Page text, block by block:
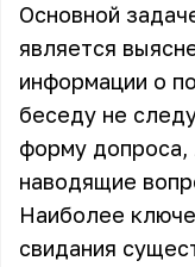
Основной
является
информации о
беседу не
форму допроса,
наводящие
Наиболее
свидания